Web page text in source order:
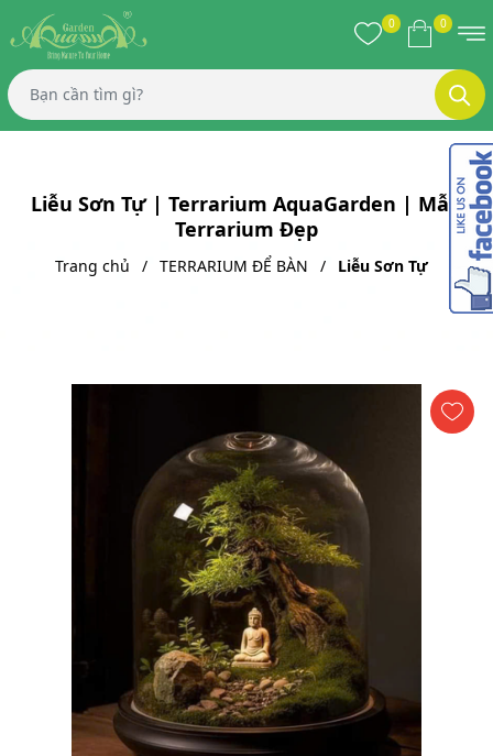
0 0
Liễu Sơn Tự | Terrarium AquaGarden | Mẫu
Terrarium Đẹp
Trang chủ TERRARIUM ĐỂ BÀN Liễu Sơn Tự